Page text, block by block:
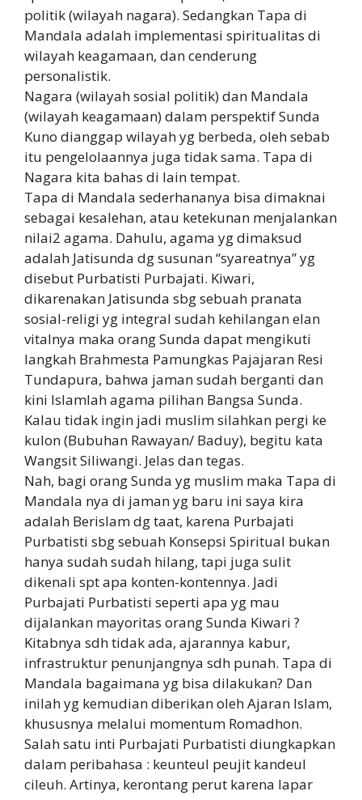
politik (wilayah nagara). Sedangkan Tapa di
Mandala adalah implementasi spiritualitas di
wilayah keagamaan, dan cenderung
personalistik.
Nagara (wilayah sosial politik) dan Mandala
(wilayah keagamaan) dalam perspektif Sunda
Kuno dianggap wilayah yg berbeda, oleh sebab
itu pengelolaannya juga tidak sama. Tapa di
Nagara kita bahas di lain tempat.
Tapa di Mandala sederhananya bisa dimaknai
sebagai kesalehan, atau ketekunan menjalankan
nilai2 agama. Dahulu, agama yg dimaksud
adalah Jatisunda dg susunan “syareatnya” yg
disebut Purbatisti Purbajati. Kiwari,
dikarenakan Jatisunda sbg sebuah pranata
sosial-religi yg integral sudah kehilangan elan
vitalnya maka orang Sunda dapat mengikuti
langkah Brahmesta Pamungkas Pajajaran Resi
Tundapura, bahwa jaman sudah berganti dan
kini Islamlah agama pilihan Bangsa Sunda.
Kalau tidak ingin jadi muslim silahkan pergi ke
kulon (Bubuhan Rawayan/ Baduy), begitu kata
Wangsit Siliwangi. Jelas dan tegas.
Nah, bagi orang Sunda yg muslim maka Tapa di
Mandala nya di jaman yg baru ini saya kira
adalah Berislam dg taat, karena Purbajati
Purbatisti sbg sebuah Konsepsi Spiritual bukan
hanya sudah sudah hilang, tapi juga sulit
dikenali spt apa konten-kontennya. Jadi
Purbajati Purbatisti seperti apa yg mau
dijalankan mayoritas orang Sunda Kiwari ?
Kitabnya sdh tidak ada, ajarannya kabur,
infrastruktur penunjangnya sdh punah. Tapa di
Mandala bagaimana yg bisa dilakukan? Dan
inilah yg kemudian diberikan oleh Ajaran Islam,
khususnya melalui momentum Romadhon.
Salah satu inti Purbajati Purbatisti diungkapkan
dalam peribahasa : keunteul peujit kandeul
cileuh. Artinya, kerontang perut karena lapar